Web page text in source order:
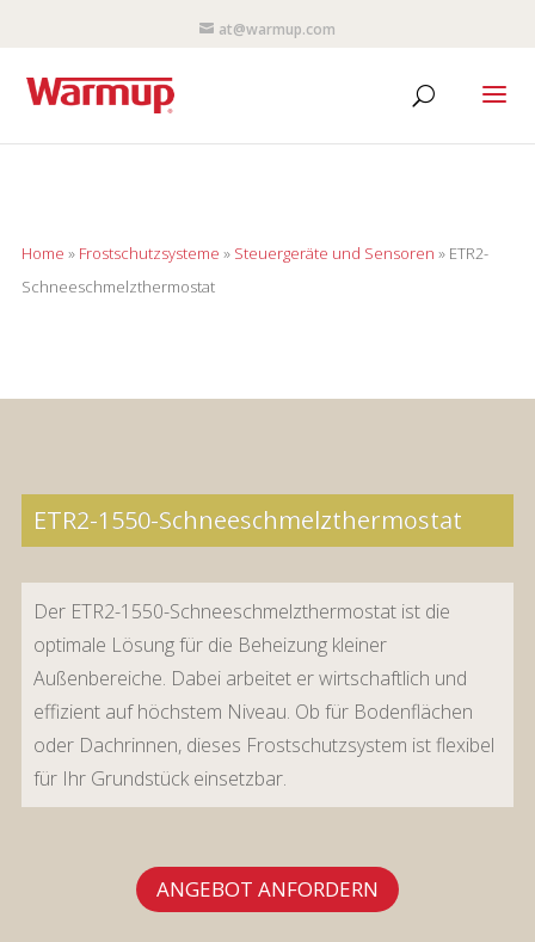
at@warmup.com
Home » Frostschutzsysteme » Steuergeräte und Sensoren » ETR2-
Schneeschmelzthermostat
ETR2-1550-Schneeschmelzthermostat
Der ETR2-1550-Schneeschmelzthermostat ist die
optimale Lösung für die Beheizung kleiner
Außenbereiche. Dabei arbeitet er wirtschaftlich und
effizient auf höchstem Niveau. Ob für Bodenflächen
oder Dachrinnen, dieses Frostschutzsystem ist flexibel
für Ihr Grundstück einsetzbar.
ANGEBOT ANFORDERN